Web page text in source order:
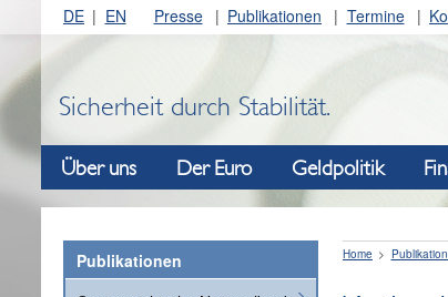
DE EN Presse Publikationen Termine
Sicherheit durch Stabilität.
Über uns Der Euro Geldpolitik
Publikationen
Home